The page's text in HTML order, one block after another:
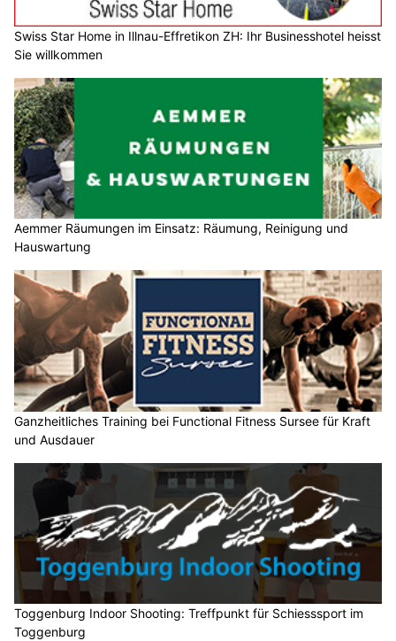
Swiss Star Home in Illnau-Effretikon ZH: Ihr Businesshotel heisst
Sie willkommen
Aemmer Räumungen im Einsatz: Räumung, Reinigung und
Hauswartung
Ganzheitliches Training bei Functional Fitness Sursee für Kraft
und Ausdauer
Toggenburg Indoor Shooting: Treffpunkt für Schiesssport im
Toggenburg